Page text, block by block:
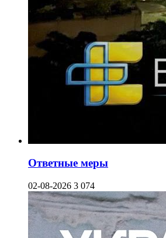
Ответные меры
02-08-2026 3 074